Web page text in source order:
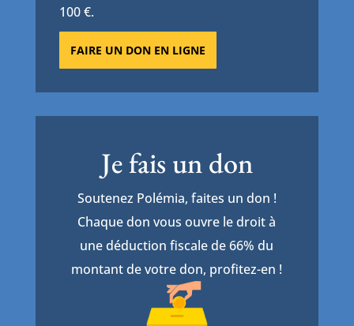
100 €.
FAIRE UN DON EN LIGNE
Je fais un don
Soutenez Polémia, faites un don !
Chaque don vous ouvre le droit à
une déduction fiscale de 66% du
montant de votre don, profitez-en !